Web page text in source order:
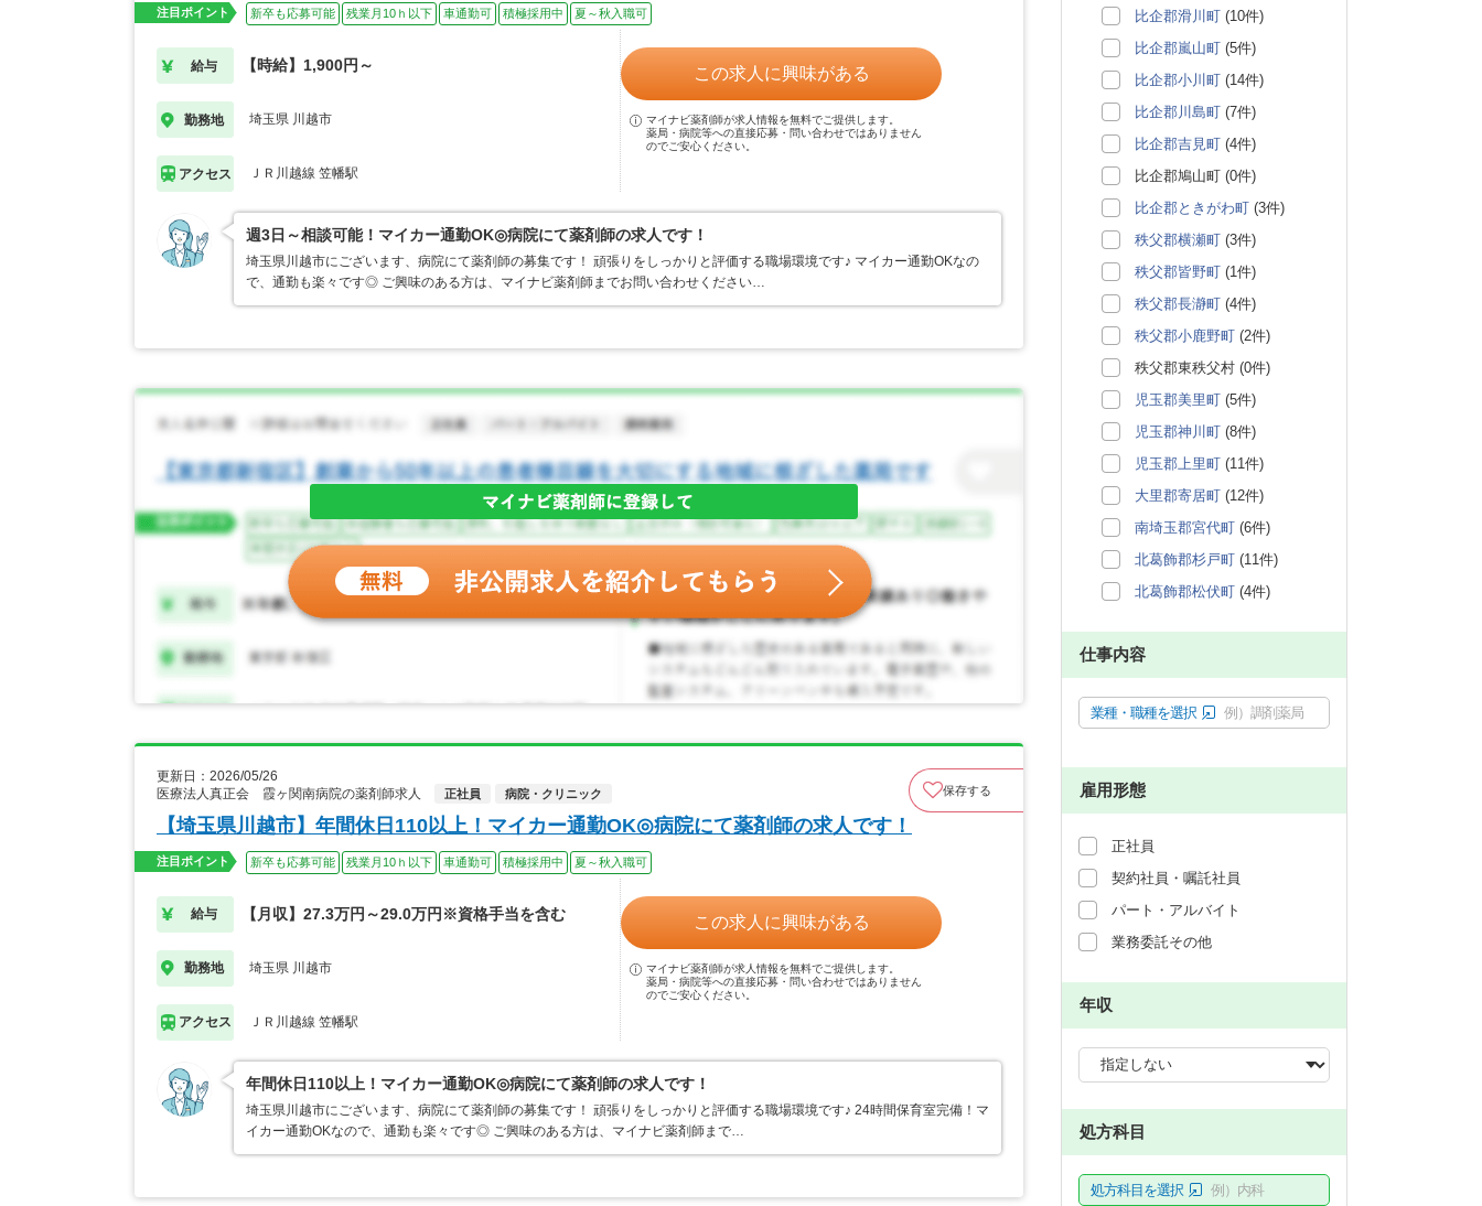
注目ポイント 新卒も応募可能 残業月10ｈ以下 車通勤可 積極採用中 夏～秋入職可
給与 【時給】1,900円～
勤務地 埼玉県 川越市
アクセス ＪＲ川越線 笠幡駅
この求人に興味がある
マイナビ薬剤師が求人情報を無料でご提供します。
薬局・病院等への直接応募・問い合わせではありません
のでご安心ください。
週3日～相談可能！マイカー通勤OK◎病院にて薬剤師の求人です！
埼玉県川越市にございます、病院にて薬剤師の募集です！ 頑張りをしっかりと評価する職場環境です♪ マイカー通勤OKなの
で、通勤も楽々です◎ ご興味のある方は、マイナビ薬剤師までお問い合わせください…
更新日：2026/05/26
医療法人真正会 霞ヶ関南病院の薬剤師求人
正社員 病院・クリニック 保存する
【埼玉県川越市】年間休日110以上！マイカー通勤OK◎病院にて薬剤師の求人です！
注目ポイント 新卒も応募可能 残業月10ｈ以下 車通勤可 積極採用中 夏～秋入職可
給与 【月収】27.3万円～29.0万円※資格手当を含む
勤務地 埼玉県 川越市
アクセス ＪＲ川越線 笠幡駅
この求人に興味がある
マイナビ薬剤師が求人情報を無料でご提供します。
薬局・病院等への直接応募・問い合わせではありません
のでご安心ください。
年間休日110以上！マイカー通勤OK◎病院にて薬剤師の求人です！
埼玉県川越市にございます、病院にて薬剤師の募集です！ 頑張りをしっかりと評価する職場環境です♪ 24時間保育室完備！マ
イカー通勤OKなので、通勤も楽々です◎ ご興味のある方は、マイナビ薬剤師まで…
比企郡滑川町 (10件)
比企郡嵐山町 (5件)
比企郡小川町 (14件)
比企郡川島町 (7件)
比企郡吉見町 (4件)
比企郡鳩山町 (0件)
比企郡ときがわ町 (3件)
秩父郡横瀬町 (3件)
秩父郡皆野町 (1件)
秩父郡長瀞町 (4件)
秩父郡小鹿野町 (2件)
秩父郡東秩父村 (0件)
児玉郡美里町 (5件)
児玉郡神川町 (8件)
児玉郡上里町 (11件)
大里郡寄居町 (12件)
南埼玉郡宮代町 (6件)
北葛飾郡杉戸町 (11件)
北葛飾郡松伏町 (4件)
仕事内容
業種・職種を選択 例）調剤薬局
雇用形態
正社員
契約社員・嘱託社員
パート・アルバイト
業務委託その他
年収
処方科目
処方科目を選択 例）内科